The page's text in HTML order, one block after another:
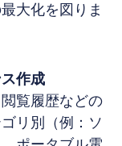
大化を図りま
作成
覧履歴などの
リ別（例：ソ